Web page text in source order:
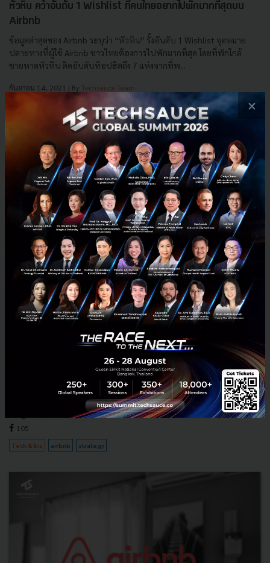
หัวหิน คว้าอันดับ 1 Wishlist ที่คนไทยอยากไปพักมากที่สุดบน
Airbnb
ข้อมูลล่าสุดของ Airbnb ระบุว่า “หัวหิน” รั้งอันดับ 1 Wishlist จุดหมาย
ปลายทางที่ผู้ใช้ Airbnb ชาวไทยต้องการไปพักมากที่สุด โดยที่พักใกล้
ชายหาดหัวหิน ติดอับดับท็อปฮิตถึง 7 แห่งจากที่พ...
กันยายน 14, 2021 | By Techsauce Team
Airbnb Hua Hin COVID-19
Airbnb พลิกวิกฤตให้เป็นโอกาสอย่างไร ปั้นมูลค่าบริษัทสูงถึง 1
แสนล้านดอลลาร์ในช่วงโควิด-19
ในช่วงโควิด-19 เราจะเห็นได้ว่าธุรกิจที่ได้รับผลกระทบหนักสุดย่อมไม่พ้น
การท่องเที่ยวและการโรงแรม และ Airbnb Startup จองที่พักก็เป็นหนึ่งใน
นั้น ในปี 2020 บริษัทขาดทุนถึง 72% เมื่อเทีย...
| ByTechsauce Team
105
Tech & Biz airbnb strategy
×